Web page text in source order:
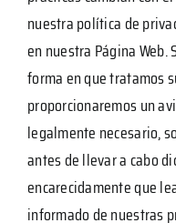
nuestra política de
en nuestra Página
forma en que tratamos
proporcionaremos un
legalmente necesario,
antes de llevar a cabo
encarecidamente que
informado de nuestras